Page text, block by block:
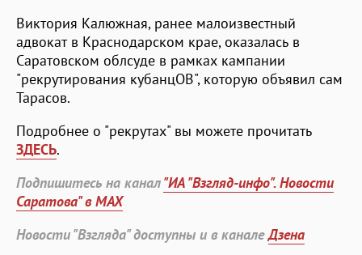
Виктория Калюжная, ранее малоизвестный
адвокат в Краснодарском крае, оказалась в
Саратовском облсуде в рамках кампании
"рекрутирования кубанцОВ", которую объявил сам
Тарасов.
Подробнее о "рекрутах" вы можете прочитать
ЗДЕСЬ.
Подпишитесь на канал"ИА "Взгляд-инфо". Новости
Саратова" в MAX
Новости "Взгляда" доступны и в каналеДзена